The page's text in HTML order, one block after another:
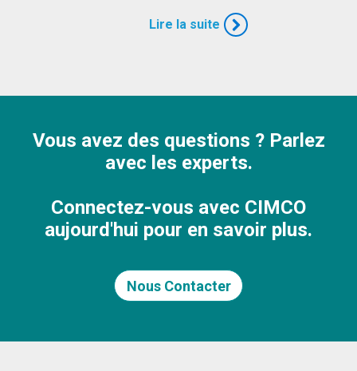
Lire la suite
Vous avez des questions ? Parlez
avec les experts.
Connectez-vous avec CIMCO
aujourd'hui pour en savoir plus.
Nous Contacter